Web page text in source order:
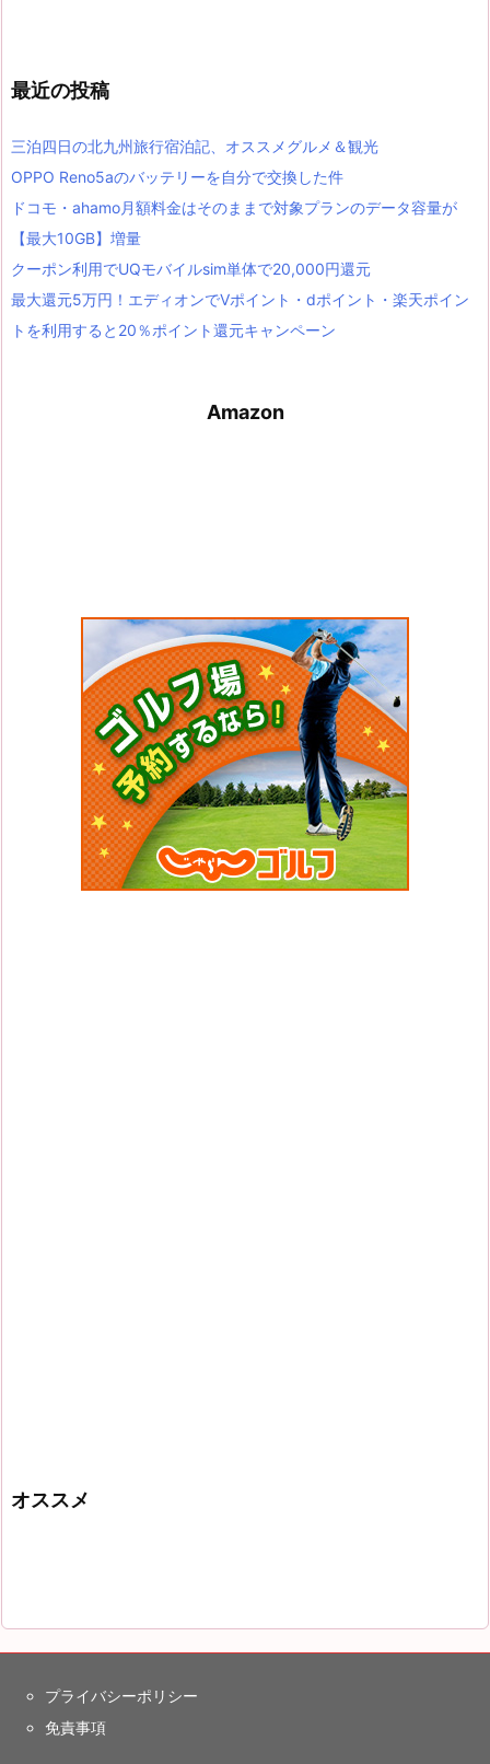
最近の投稿
三泊四日の北九州旅行宿泊記、オススメグルメ＆観光
OPPO Reno5aのバッテリーを自分で交換した件
ドコモ・ahamo月額料金はそのままで対象プランのデータ容量が
【最大10GB】増量
クーポン利用でUQモバイルsim単体で20,000円還元
最大還元5万円！エディオンでVポイント・dポイント・楽天ポイン
トを利用すると20％ポイント還元キャンペーン
Amazon
オススメ
プライバシーポリシー
免責事項